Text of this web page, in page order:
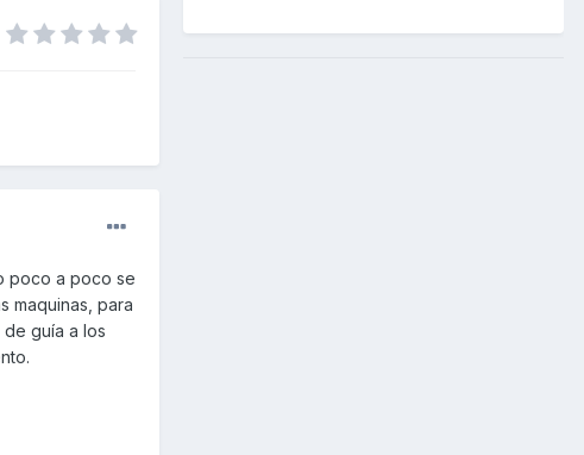
poco a poco se
maquinas, para
guía a los